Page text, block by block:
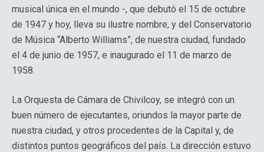
musical única en el mundo -, que debutó el 15 de octubre
de 1947 y hoy, lleva su ilustre nombre, y del Conservatorio
de Música “Alberto Williams”, de nuestra ciudad, fundado
el 4 de junio de 1957, e inaugurado el 11 de marzo de
1958.
La Orquesta de Cámara de Chivilcoy, se integró con un
buen número de ejecutantes, oriundos la mayor parte de
nuestra ciudad, y otros procedentes de la Capital y, de
distintos puntos geográficos del país. La dirección estuvo